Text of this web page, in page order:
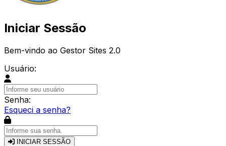
Iniciar Sessão
Bem-vindo ao Gestor Sites 2.0
Usuário:
Senha:
Esqueci a senha?
INICIAR SESSÃO